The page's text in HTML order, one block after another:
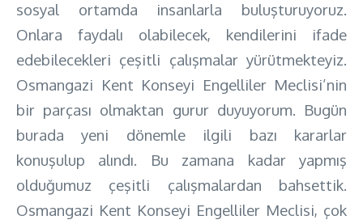
sosyal ortamda insanlarla buluşturuyoruz.
Onlara faydalı olabilecek, kendilerini ifade
edebilecekleri çeşitli çalışmalar yürütmekteyiz.
Osmangazi Kent Konseyi Engelliler Meclisi’nin
bir parçası olmaktan gurur duyuyorum. Bugün
burada yeni dönemle ilgili bazı kararlar
konuşulup alındı. Bu zamana kadar yapmış
olduğumuz çeşitli çalışmalardan bahsettik.
Osmangazi Kent Konseyi Engelliler Meclisi, çok